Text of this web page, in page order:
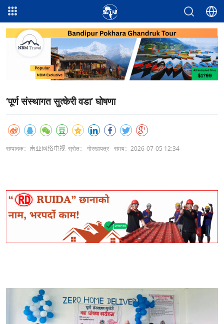
‘पूर्ण संस्थागत सुत्केरी वडा’ घोषणा
सम्पादक：南亚网络电视 स्रोत： गोरखापत्र समय：2026-07-05 12:34